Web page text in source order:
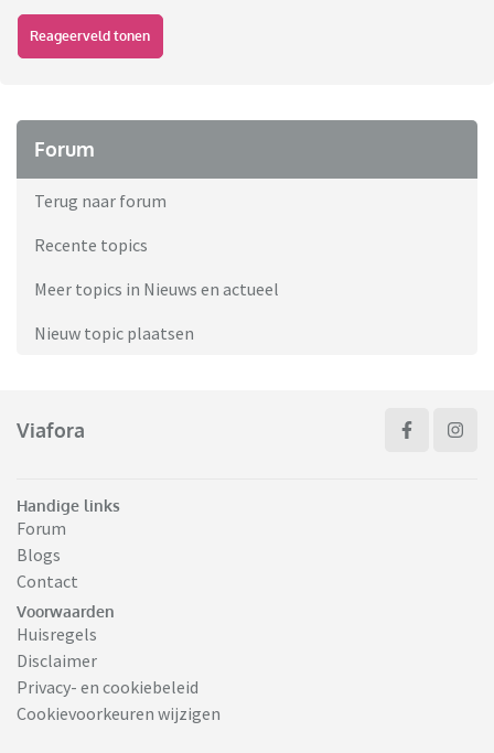
Reageerveld tonen
Forum
Terug naar forum
Recente topics
Meer topics in Nieuws en actueel
Nieuw topic plaatsen
Viafora
Handige links
Forum
Blogs
Contact
Voorwaarden
Huisregels
Disclaimer
Privacy- en cookiebeleid
Cookievoorkeuren wijzigen